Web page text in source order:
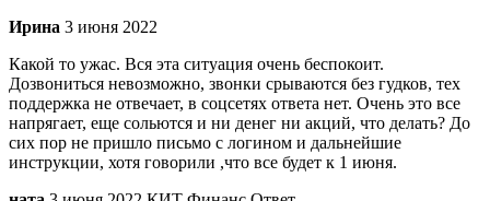
Ирина 3 июня 2022
Какой то ужас. Вся эта ситуация очень беспокоит.
Дозвониться невозможно, звонки срываются без гудков, тех
поддержка не отвечает, в соцсетях ответа нет. Очень это все
напрягает, еще сольются и ни денег ни акций, что делать? До
сих пор не пришло письмо с логином и дальнейшие
инструкции, хотя говорили ,что все будет к 1 июня.